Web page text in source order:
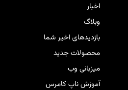
اخبار
وبلاگ
بازدیدهای اخیر شما
محصولات جدید
میزبانی وب
آموزش ناپ کامرس